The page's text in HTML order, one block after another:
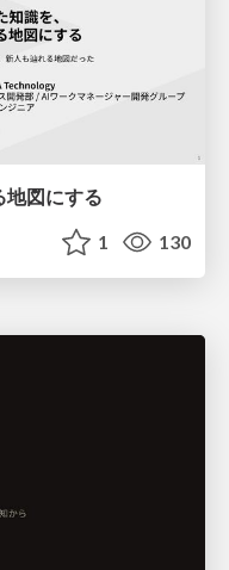
地図にする
1 130